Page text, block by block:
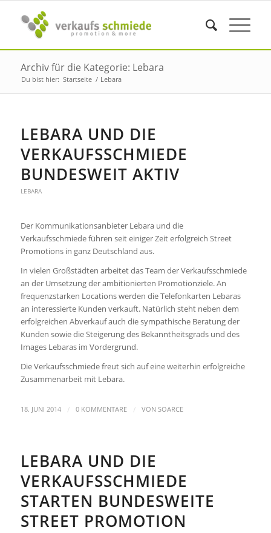
Archiv für die Kategorie: Lebara
Du bist hier: Startseite / Lebara
LEBARA UND DIE
VERKAUFSSCHMIEDE
BUNDESWEIT AKTIV
LEBARA
Der Kommunikationsanbieter Lebara und die
Verkaufsschmiede führen seit einiger Zeit erfolgreich Street
Promotions in ganz Deutschland aus.
In vielen Großstädten arbeitet das Team der Verkaufsschmiede
an der Umsetzung der ambitionierten Promotionziele. An
frequenzstarken Locations werden die Telefonkarten Lebaras
an interessierte Kunden verkauft. Natürlich steht neben dem
erfolgreichen Abverkauf auch die sympathische Beratung der
Kunden sowie die Steigerung des Bekanntheitsgrads und des
Images Lebaras im Vordergrund.
Die Verkaufsschmiede freut sich auf eine weiterhin erfolgreiche
Zusammenarbeit mit Lebara.
18. JUNI 2014 / 0 KOMMENTARE / VON SOARCE
LEBARA UND DIE
VERKAUFSSCHMIEDE
STARTEN BUNDESWEITE
STREET PROMOTION